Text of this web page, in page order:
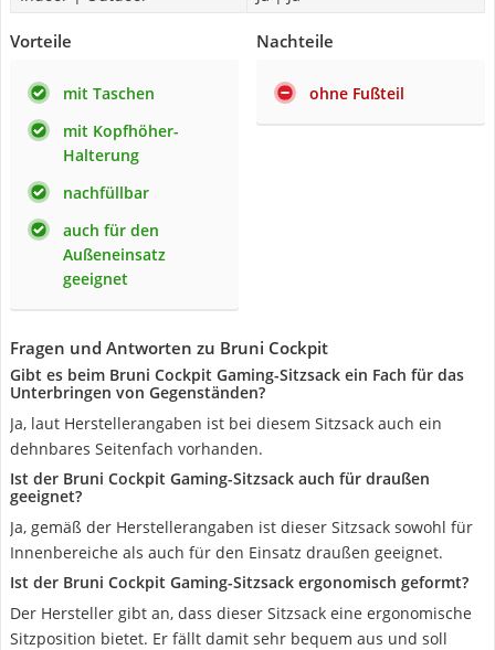
Vorteile
mit Taschen
mit Kopfhöher-
Halterung
nachfüllbar
auch für den
Außeneinsatz
geeignet
Nachteile
ohne Fußteil
Fragen und Antworten zu Bruni Cockpit
Gibt es beim Bruni Cockpit Gaming-Sitzsack ein Fach für das
Unterbringen von Gegenständen?
Ja, laut Herstellerangaben ist bei diesem Sitzsack auch ein
dehnbares Seitenfach vorhanden.
Ist der Bruni Cockpit Gaming-Sitzsack auch für draußen
geeignet?
Ja, gemäß der Herstellerangaben ist dieser Sitzsack sowohl für
Innenbereiche als auch für den Einsatz draußen geeignet.
Ist der Bruni Cockpit Gaming-Sitzsack ergonomisch geformt?
Der Hersteller gibt an, dass dieser Sitzsack eine ergonomische
Sitzposition bietet. Er fällt damit sehr bequem aus und soll